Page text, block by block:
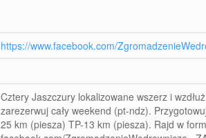
https://www.facebook.com/
Cztery Jaszczury lokalizowane wszerz i
zarezerwuj cały weekend (pt-ndz).
25 km (piesza) TP-13 km (piesza). Rajd w